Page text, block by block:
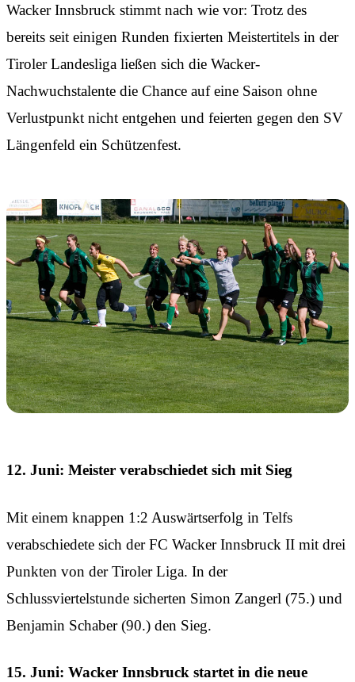
Wacker Innsbruck stimmt nach wie vor: Trotz des
bereits seit einigen Runden fixierten Meistertitels in der
Tiroler Landesliga ließen sich die Wacker-
Nachwuchstalente die Chance auf eine Saison ohne
Verlustpunkt nicht entgehen und feierten gegen den SV
Längenfeld ein Schützenfest.
12. Juni: Meister verabschiedet sich mit Sieg
Mit einem knappen 1:2 Auswärtserfolg in Telfs
verabschiedete sich der FC Wacker Innsbruck II mit drei
Punkten von der Tiroler Liga. In der
Schlussviertelstunde sicherten Simon Zangerl (75.) und
Benjamin Schaber (90.) den Sieg.
15. Juni: Wacker Innsbruck startet in die neue